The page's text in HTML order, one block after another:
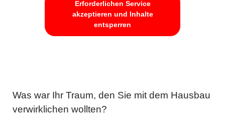
Erforderlichen Service
akzeptieren und Inhalte
entsperren
Was war Ihr Traum, den Sie mit dem Hausbau
verwirklichen wollten?